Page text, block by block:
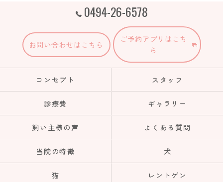
0494-26-6578
お問い合わせはこちら
ご予約アプリはこち
ら
コンセプト スタッフ
診療費 ギャラリー
飼い主様の声 よくある質問
当院の特徴 犬
猫 レントゲン